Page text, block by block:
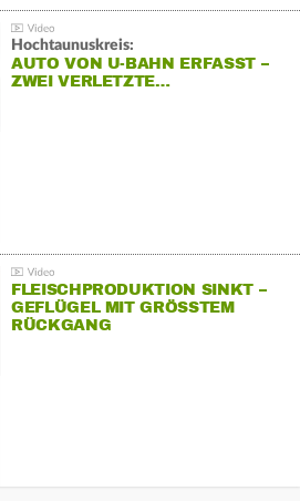
Hochtaunuskreis:
AUTO VON U-BAHN ERFASST –
ZWEI VERLETZTE…
FLEISCHPRODUKTION SINKT –
GEFLÜGEL MIT GRÖSSTEM R
ÜCKGANG